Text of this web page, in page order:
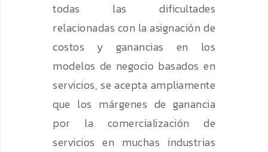
todas las dificultades
relacionadas con la asignación de
costos y ganancias en los
modelos de negocio basados en
servicios, se acepta ampliamente
que los márgenes de ganancia
por la comercialización de
servicios en muchas industrias